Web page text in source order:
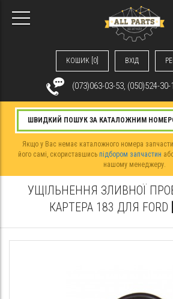
КОШИК [0] ВХIД
(073)063-03-53, (050)524-30-
Якщо у Вас немає каталожного номера
його самі, скориставшись підбором запчастин
нашому менеджеру.
УЩІЛЬНЕННЯ ЗЛИВНОЇ
КАРТЕРА 183 ДЛЯ FORD